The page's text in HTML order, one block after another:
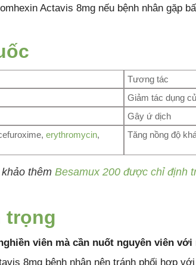
Actavis 8mg nếu bệnh nhân gặp
Tương tác
Giảm tác dụng
Gây ứ dịch
erythromycin,
Tăng nồng độ
thêm Besamux 200 được chỉ định
trọng
viên mà cần nuốt nguyên viên
8mg bênh nhân nên tránh phối hợp